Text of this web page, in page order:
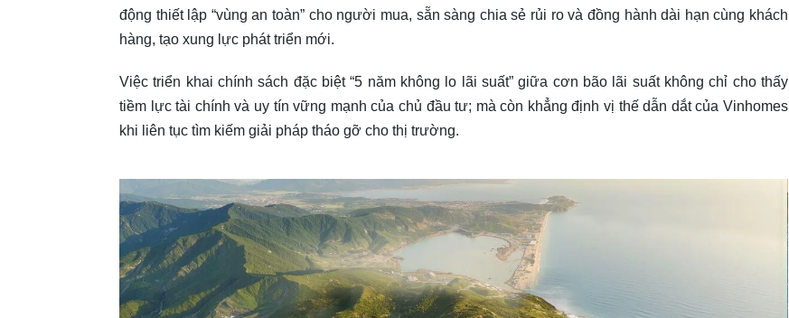
động thiết lập “vùng an toàn” cho người mua, sẵn sàng chia sẻ rủi ro và đồng hành dài hạn cùng khách
hàng, tạo xung lực phát triển mới.
Việc triển khai chính sách đặc biệt “5 năm không lo lãi suất” giữa cơn bão lãi suất không chỉ cho thấy
tiềm lực tài chính và uy tín vững mạnh của chủ đầu tư; mà còn khẳng định vị thế dẫn dắt của Vinhomes
khi liên tục tìm kiếm giải pháp tháo gỡ cho thị trường.